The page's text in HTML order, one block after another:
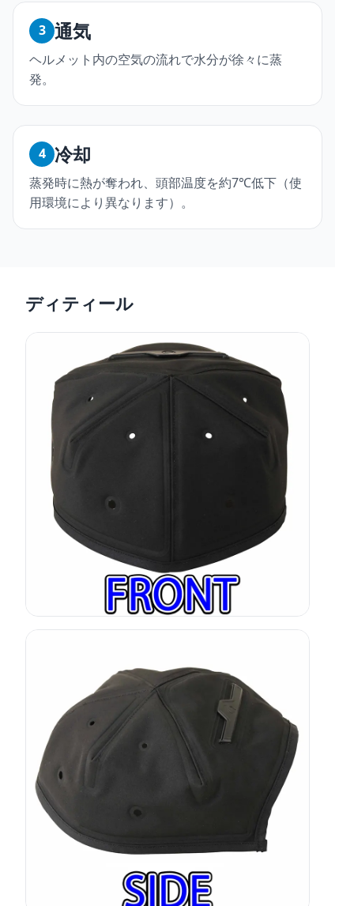
3 通気
ヘルメット内の空気の流れで水分が徐々に蒸
発。
4 冷却
蒸発時に熱が奪われ、頭部温度を約7℃低下（使
用環境により異なります）。
ディティール